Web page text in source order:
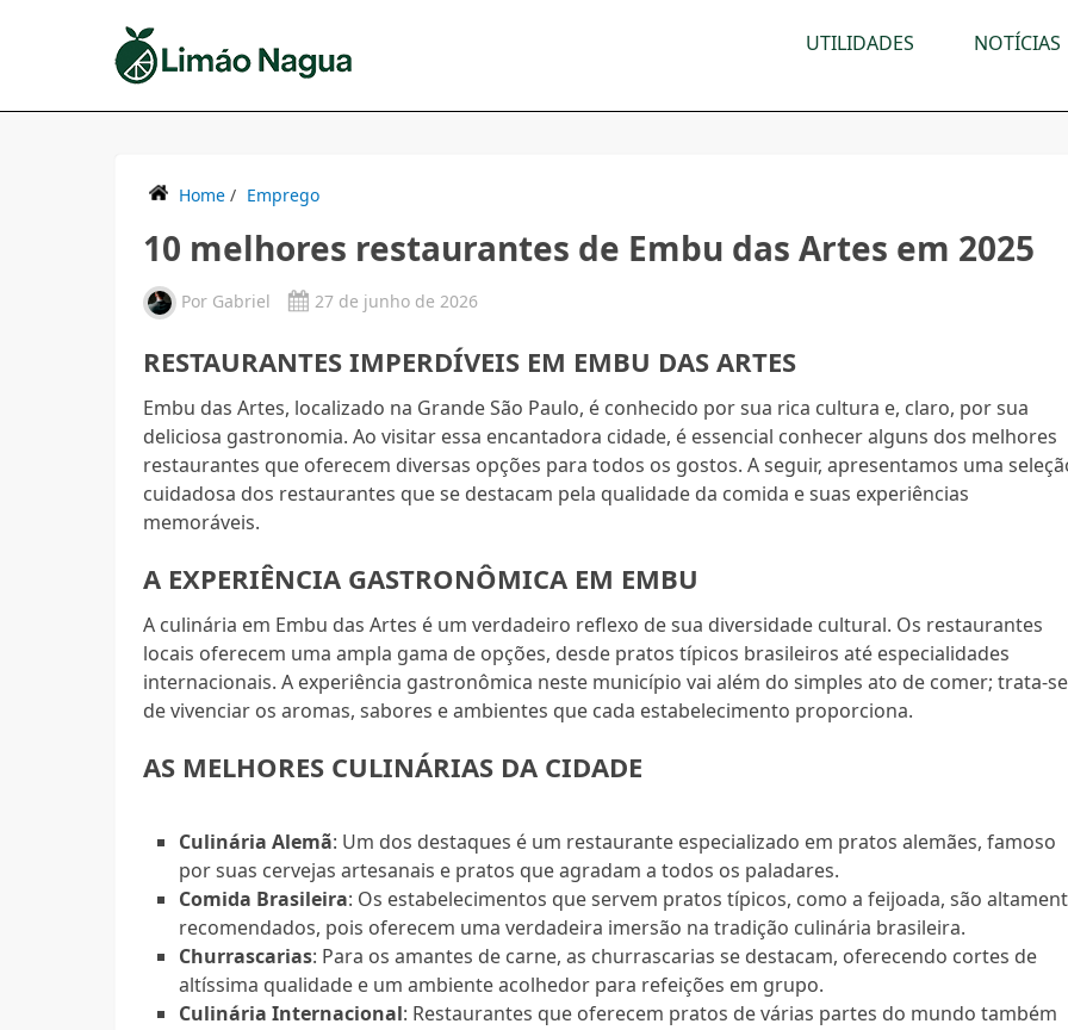
UTILIDADES NOTÍCIAS
Home / Emprego
10 melhores restaurantes de Embu das Artes em 2025
Por Gabriel 27 de junho de 2026
RESTAURANTES IMPERDÍVEIS EM EMBU DAS ARTES
Embu das Artes, localizado na Grande São Paulo, é conhecido por sua rica cultura e, claro, por sua
deliciosa gastronomia. Ao visitar essa encantadora cidade, é essencial conhecer alguns dos melhores
restaurantes que oferecem diversas opções para todos os gostos. A seguir, apresentamos uma
cuidadosa dos restaurantes que se destacam pela qualidade da comida e suas experiências
memoráveis.
A EXPERIÊNCIA GASTRONÔMICA EM EMBU
A culinária em Embu das Artes é um verdadeiro reflexo de sua diversidade cultural. Os restaurantes
locais oferecem uma ampla gama de opções, desde pratos típicos brasileiros até especialidades
internacionais. A experiência gastronômica neste município vai além do simples ato de comer; trata-se
de vivenciar os aromas, sabores e ambientes que cada estabelecimento proporciona.
AS MELHORES CULINÁRIAS DA CIDADE
Culinária Alemã: Um dos destaques é um restaurante especializado em pratos alemães, famoso
por suas cervejas artesanais e pratos que agradam a todos os paladares.
Comida Brasileira: Os estabelecimentos que servem pratos típicos, como a feijoada, são
recomendados, pois oferecem uma verdadeira imersão na tradição culinária brasileira.
Churrascarias: Para os amantes de carne, as churrascarias se destacam, oferecendo cortes de
altíssima qualidade e um ambiente acolhedor para refeições em grupo.
Culinária Internacional: Restaurantes que oferecem pratos de várias partes do mundo também